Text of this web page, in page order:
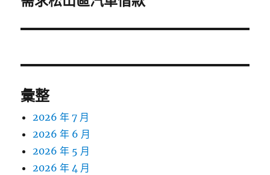
文
彙整
2026 年 7 月
2026 年 6 月
2026 年 5 月
2026 年 4 月